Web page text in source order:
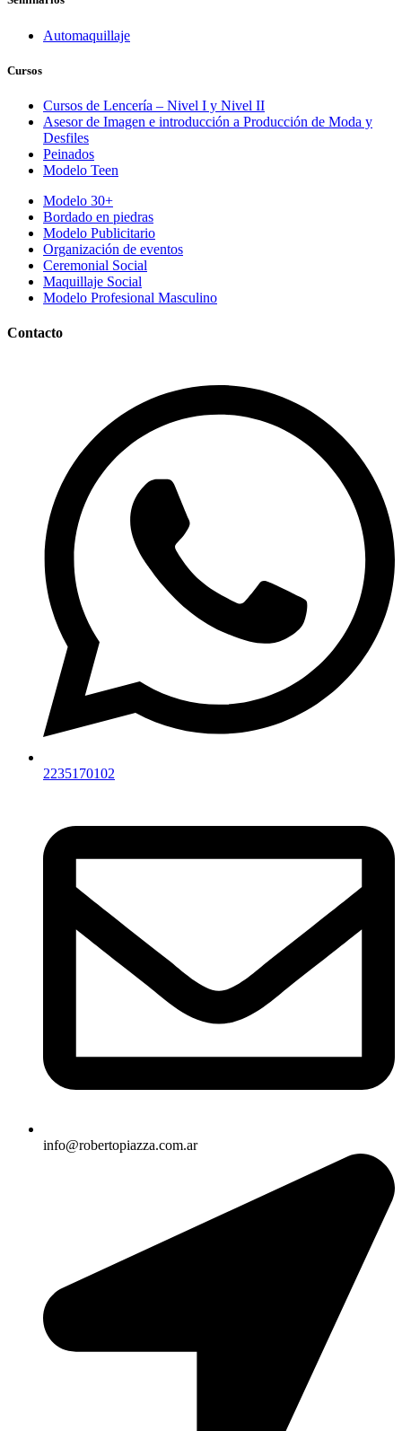
Automaquillaje
Cursos
Cursos de Lencería – Nivel I y Nivel II
Asesor de Imagen e introducción a Producción de Moda y
Desfiles
Peinados
Modelo Teen
Modelo 30+
Bordado en piedras
Modelo Publicitario
Organización de eventos
Ceremonial Social
Maquillaje Social
Modelo Profesional Masculino
Contacto
2235170102
info@robertopiazza.com.ar